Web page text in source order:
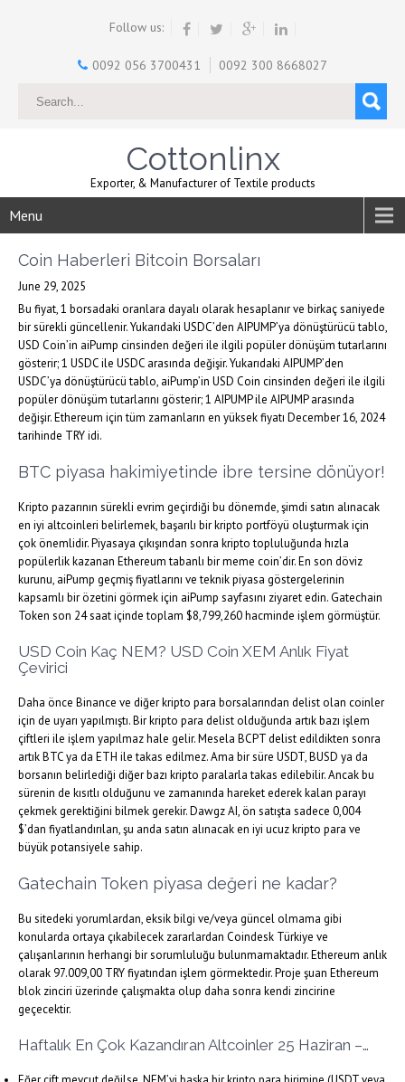
Follow us:
0092 056 3700431 0092 300 8668027
Cottonlinx
Exporter, & Manufacturer of Textile products
Menu
Coin Haberleri Bitcoin Borsaları
June 29, 2025
Bu fiyat, 1 borsadaki oranlara dayalı olarak hesaplanır ve birkaç saniyede
bir sürekli güncellenir. Yukarıdaki USDC’den AIPUMP’ya dönüştürücü tablo,
USD Coin’in aiPump cinsinden değeri ile ilgili popüler dönüşüm tutarlarını
gösterir; 1 USDC ile USDC arasında değişir. Yukarıdaki AIPUMP’den
USDC’ya dönüştürücü tablo, aiPump’in USD Coin cinsinden değeri ile ilgili
popüler dönüşüm tutarlarını gösterir; 1 AIPUMP ile AIPUMP arasında
değişir. Ethereum için tüm zamanların en yüksek fiyatı December 16, 2024
tarihinde TRY idi.
BTC piyasa hakimiyetinde ibre tersine dönüyor!
Kripto pazarının sürekli evrim geçirdiği bu dönemde, şimdi satın alınacak
en iyi altcoinleri belirlemek, başarılı bir kripto portföyü oluşturmak için
çok önemlidir. Piyasaya çıkışından sonra kripto topluluğunda hızla
popülerlik kazanan Ethereum tabanlı bir meme coin’dir. En son döviz
kurunu, aiPump geçmiş fiyatlarını ve teknik piyasa göstergelerinin
kapsamlı bir özetini görmek için aiPump sayfasını ziyaret edin. Gatechain
Token son 24 saat içinde toplam $8,799,260 hacminde işlem görmüştür.
USD Coin Kaç NEM? USD Coin XEM Anlık Fiyat
Çevirici
Daha önce Binance ve diğer kripto para borsalarından delist olan coinler
için de uyarı yapılmıştı. Bir kripto para delist olduğunda artık bazı işlem
çiftleri ile işlem yapılmaz hale gelir. Mesela BCPT delist edildikten sonra
artık BTC ya da ETH ile takas edilmez. Ama bir süre USDT, BUSD ya da
borsanın belirlediği diğer bazı kripto paralarla takas edilebilir. Ancak bu
sürenin de kısıtlı olduğunu ve zamanında hareket ederek kalan parayı
çekmek gerektiğini bilmek gerekir. Dawgz AI, ön satışta sadece 0,004
$’dan fiyatlandırılan, şu anda satın alınacak en iyi ucuz kripto para ve
büyük potansiyele sahip.
Gatechain Token piyasa değeri ne kadar?
Bu sitedeki yorumlardan, eksik bilgi ve/veya güncel olmama gibi
konularda ortaya çıkabilecek zararlardan Coindesk Türkiye ve
çalışanlarının herhangi bir sorumluluğu bulunmamaktadır. Ethereum anlık
olarak 97.009,00 TRY fiyatından işlem görmektedir. Proje şuan Ethereum
blok zinciri üzerinde çalışmakta olup daha sonra kendi zincirine
geçecektir.
Haftalık En Çok Kazandıran Altcoinler 25 Haziran –…